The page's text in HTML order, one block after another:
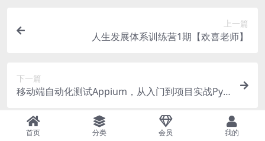
上一篇
人生发展体系训练营1期【欢喜老师】
下一篇
移动端自动化测试Appium，从入门到项目实战Pyt
相关文章
首页 分类 会员 我的